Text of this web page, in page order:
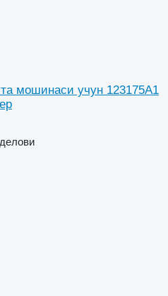
мошинаси учун 123175A1